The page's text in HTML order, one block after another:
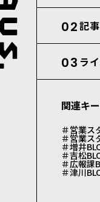
02記
03 ラ
関連キ
＃営業ス
＃営業ス
＃増井
＃吉松
＃広報課
＃津川